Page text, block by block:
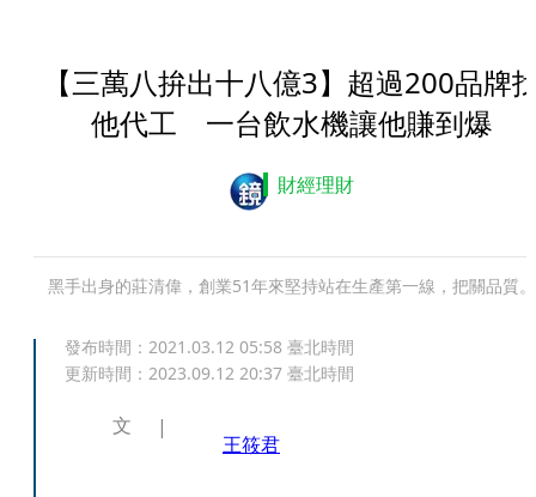
【三萬八拚出十八億3】超過200品牌
他代工 一台飲水機讓他賺到爆
財經理財
黑手出身的莊清偉，創業51年來堅持站在生產第一線，把關品質。
發布時間： 2021.03.12 05:58 臺北時間
更新時間： 2023.09.12 20:37 臺北時間
文
王筱君